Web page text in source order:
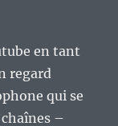
en tant
regard
qui se
–